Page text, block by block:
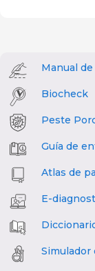
Manual
Biocheck
Peste
Guía de
Atlas de
E-
Simulador